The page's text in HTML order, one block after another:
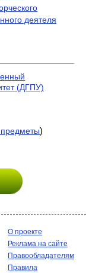
деятеля
(ДГПУ)
)
О проекте
Реклама на сайте
Правообладателям
Правила